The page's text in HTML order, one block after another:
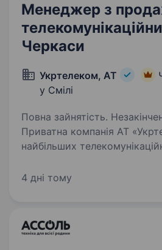
Менеджер з
Черкаси
Укртелеком, АТ
у Смілі
Повна зайнятість.
Приватна компанія АТ
найбільших
надійним інтернетом та
4 дні тому